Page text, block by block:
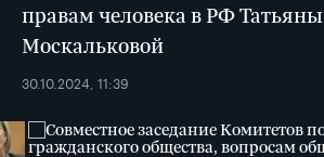
правам человека в РФ Татьяны
Москальковой
30.10.2024, 11:39